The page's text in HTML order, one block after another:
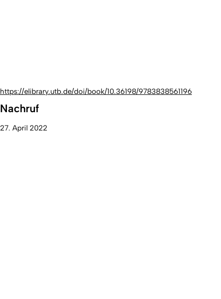
https://elibrary.utb.de/doi/book/10.36198/9783838561196
Nachruf
27. April 2022